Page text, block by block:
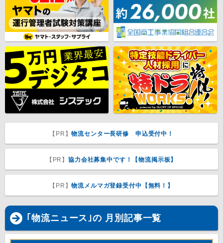
【PR】物流センター長研修 申込受付中！
【PR】協力会社募集中です！【物流掲示板】
【PR】物流メルマガ登録受付中【無料！】
｢物流ニュース｣の 月別記事一覧